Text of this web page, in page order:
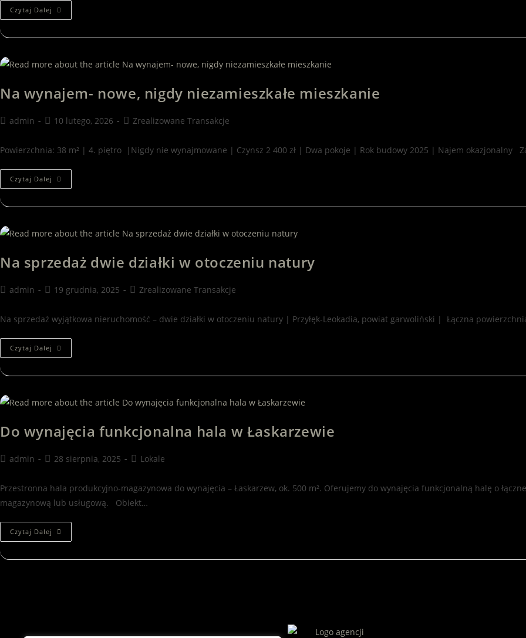
Czytaj Dalej
Na wynajem- nowe, nigdy niezamieszkałe mieszkanie
admin 10 lutego, 2026 Zrealizowane Transakcje
Powierzchnia: 38 m² | 4. piętro |Nigdy nie wynajmowane | Czynsz 2 400 zł | Dwa pokoje | Rok budowy 2025 | Najem okazjonalny
Czytaj Dalej
Na sprzedaż dwie działki w otoczeniu natury
admin 19 grudnia, 2025 Zrealizowane Transakcje
Na sprzedaż wyjątkowa nieruchomość – dwie działki w otoczeniu natury | Przyłęk-Leokadia, powiat garwoliński | Łączna
Czytaj Dalej
Do wynajęcia funkcjonalna hala w Łaskarzewie
admin 28 sierpnia, 2025 Lokale
Przestronna hala produkcyjno-magazynowa do wynajęcia – Łaskarzew, ok. 500 m². Oferujemy do wynajęcia funkcjonalną halę o
magazynową lub usługową. Obiekt…
Czytaj Dalej